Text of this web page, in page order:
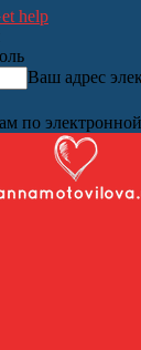
help
Ваш адрес
по